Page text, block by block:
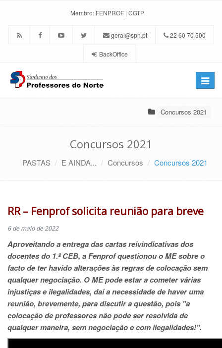
Membro: FENPROF | CGTP
geral@spn.pt 22 60 70 500
BackOffice
Toggle
Concursos 2021
Concursos 2021
PASTAS E AINDA... Concursos Concursos 2021
RR – Fenprof solicita reunião para breve
6 de maio de 2022
Aproveitando a entrega das cartas reivindicativas dos
docentes do 1.º CEB, a Fenprof questionou o ME sobre o
facto de ter havido alterações às regras de colocação sem
qualquer negociação. O ME pode estar a cometer várias
injustiças e ilegalidades, daí a necessidade de haver uma
reunião, brevemente, para discutir a questão, pois "a
colocação de professores não pode ser resolvida de
qualquer maneira, sem negociação e com ilegalidades!".